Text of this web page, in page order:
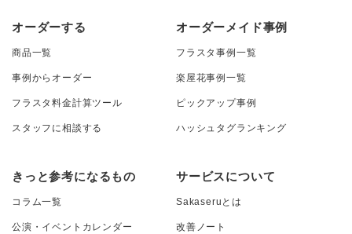
オーダーする
商品一覧
事例からオーダー
フラスタ料金計算ツール
スタッフに相談する
オーダーメイド事例
フラスタ事例一覧
楽屋花事例一覧
ピックアップ事例
ハッシュタグランキング
きっと参考になるもの
コラム一覧
公演・イベントカレンダー
サービスについて
Sakaseruとは
改善ノート